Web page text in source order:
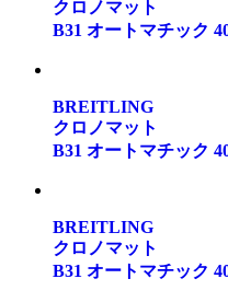
クロノマット
B31 オートマチック
BREITLING
クロノマット
B31 オートマチック
BREITLING
クロノマット
B31 オートマチック